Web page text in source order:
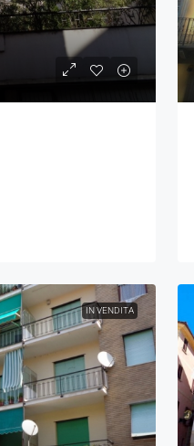
IN VENDITA